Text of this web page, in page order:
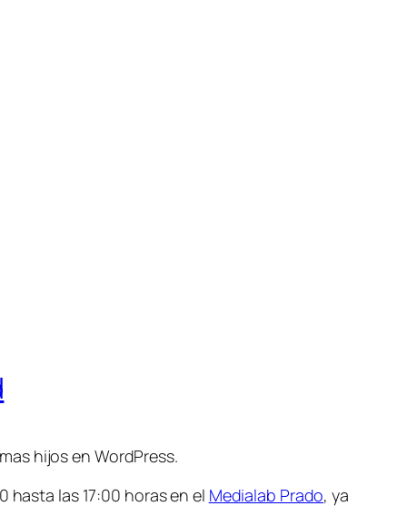
hijos en WordPress.
las 17:00 horas en el Medialab Prado, ya